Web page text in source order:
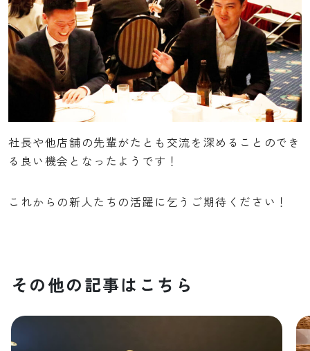
社長や他店舗の先輩がたとも交流を深めることのでき
る良い機会となったようです！
これからの新人たちの活躍に乞うご期待ください！
その他の記事はこちら